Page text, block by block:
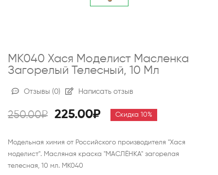
МК040 Хася Моделист Масленка
Загорелый Телесный, 10 Мл
Отзывы (0) Написать отзыв
250.00₽ 225.00₽ Скидка 10%
Модельная химия от Российского производителя "Хася
моделист". Масляная краска "МАСЛЁНКА" загорелая
телесная, 10 мл. МК040